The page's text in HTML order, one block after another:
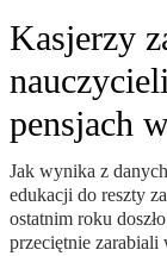
Kasjerzy
pensjach
Jak wynika z
edukacji do reszty
ostatnim roku
przeciętnie zarabiali